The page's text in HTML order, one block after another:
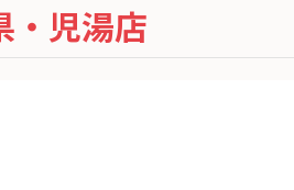
・児湯店